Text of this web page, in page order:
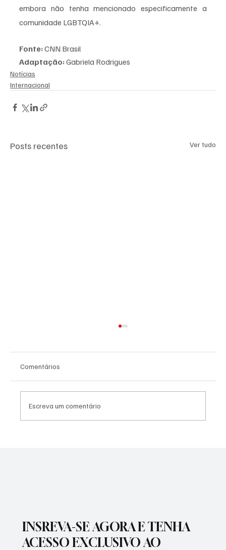
embora não tenha mencionado especificamente a
comunidade LGBTQIA+.
Fonte: CNN Brasil
Adaptação: Gabriela Rodrigues
Notícias
Internacional
Posts recentes Ver tudo
Comentários
Escreva um comentário
INSREVA-SE AGORA E TENHA
ACESSO EXCLUSIVO AO